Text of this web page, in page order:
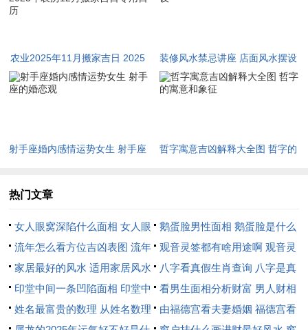
时安香火。十二月十二癸丑日，水土混杂，煞未羊，若搬迁畜栏
先移粮仓后安床。十二月二十辛酉日，金气纯净，煞卯兔，宜搬
迁书房或账房，主文书有利，然忌巳时动土。十二月廿四乙丑
择日之路，首重干支互动与神煞进退。子平术中日柱为体，流年
壬癸水日则文昌得助，主子女学业进步；若遇丙丁火日则火旺焚
木，需防肝火上升之疾。神煞方面，天德月德主贵人暗助，若日
支逢之，纵有冲煞亦可化解；然五***星临日则破财招灾，尤忌
搬迁仓库。五行生克链中木旺生火之日宜搬迁厨房，火炎克金之
日忌移动刀具，土厚埋金之日宜修葺院墙，水泛木浮之日忌安床
农业2025年11月搬家吉日 2025
年农历12月搬家吉日专用日历
装修风水禁忌讲座 店面风水摆设
射手座婚内感情运势女生 射手座
哲字寓意吉凶解释大全图 哲字的
热门文章
女人眼窝深陷什么面相 女人眼
窝深陷是短命相吗
鹅蛋脸男性面相 鹅蛋脸是什么
脸型男性
流年怎么看方位吉凶表图 流年
位置怎么看
观音灵签都有啥用途啊 观音灵
签全部签签词
家居最好的风水 适用家居风水
八字看真假生肖查询 八字是真
还是假
印堂中间一条凹陷面相 印堂中
间有条线沟好不好
看男生面相分析财富 男人财相
从哪里看
姓名最富贵的数理 从姓名数理
由福德宫看夫妻婚姻 福德宫看